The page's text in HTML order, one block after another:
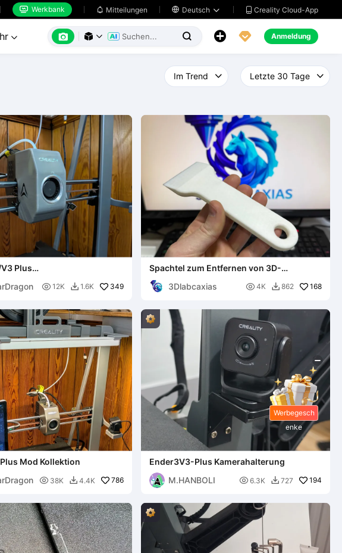
 Werkbank  Mitteilungen  Deutsch   Creality Cloud-App
       Anmeldung
Plus
 12K  1.6K 349
Spachtel zum Entfernen von 3D-
3Dlabcaxias
 4K  862 168
Mod Kollektion
 38K  4.4K 786
Ender3V3-Plus Kamerahalterung
M.HANBOLI
 6.3K  727 194
Werbegesch
enke